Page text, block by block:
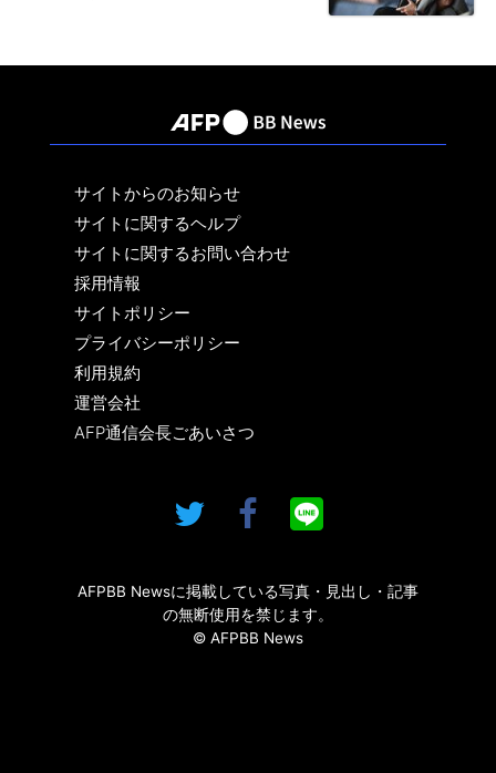
サイトからのお知らせ
サイトに関するヘルプ
サイトに関するお問い合わせ
採用情報
サイトポリシー
プライバシーポリシー
利用規約
運営会社
AFP通信会長ごあいさつ
AFPBB Newsに掲載している写真・見出し・記事
の無断使用を禁じます。
© AFPBB News